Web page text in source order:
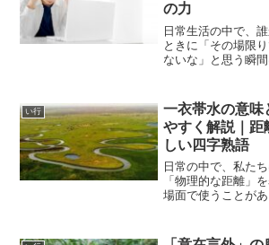
の力
日常生活の中で、
ときに「その場限
ないな」と思う瞬
を守ることは大切
の違反に対してし
とで、周囲全体へ
い行
一衣帯水の意味
やすく解説｜距
しい四字熟語
日常の中で、私た
「物理的な距離」
場面で使うことが
らすことになった
ぐ会えるような感